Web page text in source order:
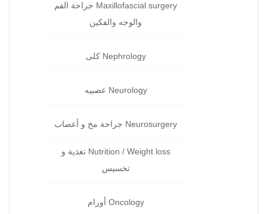
Maxillofascial surgery جراحة الفم
والوجه والفكين
Nephrology كلى‏
Neurology عصبيه
Neurosurgery جراحة مخ و أعصاب
Nutrition / Weight loss تغذية و
تخسيس
Oncology أورام